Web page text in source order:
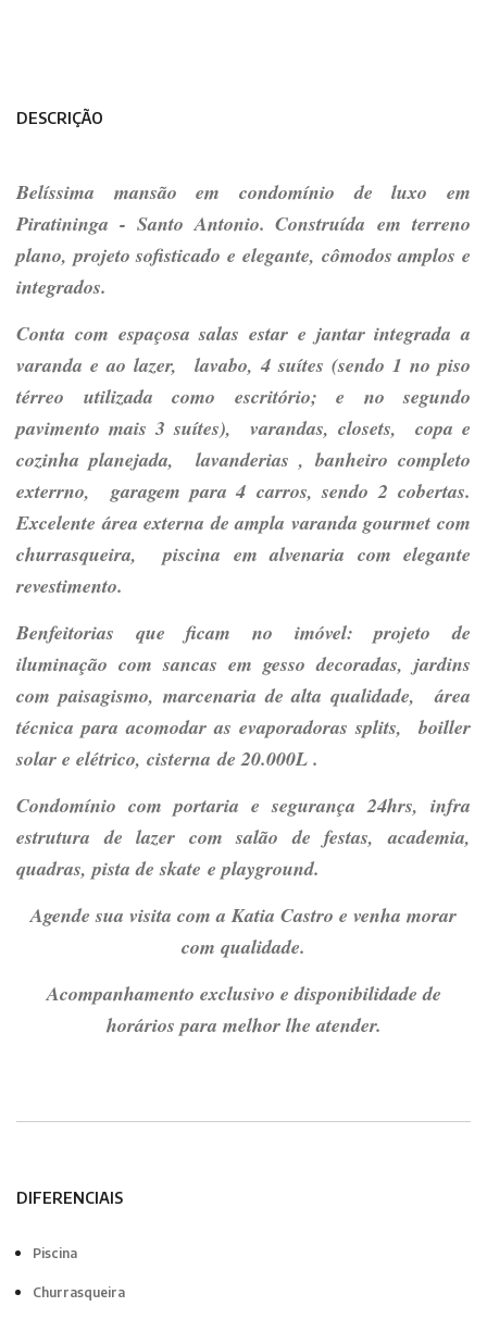
DESCRIÇÃO
Belíssima mansão em condomínio de luxo em
Piratininga - Santo Antonio. Construída em terreno
plano, projeto sofisticado e elegante, cômodos amplos e
integrados.
Conta com espaçosa salas estar e jantar integrada a
varanda e ao lazer, lavabo, 4 suítes (sendo 1 no piso
térreo utilizada como escritório; e no segundo
pavimento mais 3 suítes), varandas, closets, copa e
cozinha planejada, lavanderias , banheiro completo
exterrno, garagem para 4 carros, sendo 2 cobertas.
Excelente área externa de ampla varanda gourmet com
churrasqueira, piscina em alvenaria com elegante
revestimento.
Benfeitorias que ficam no imóvel: projeto de
iluminação com sancas em gesso decoradas, jardins
com paisagismo, marcenaria de alta qualidade, área
técnica para acomodar as evaporadoras splits, boiller
solar e elétrico, cisterna de 20.000L .
Condomínio com portaria e segurança 24hrs, infra
estrutura de lazer com salão de festas, academia,
quadras, pista de skate e playground.
Agende sua visita com a Katia Castro e venha morar
com qualidade.
Acompanhamento exclusivo e disponibilidade de
horários para melhor lhe atender.
DIFERENCIAIS
Piscina
Churrasqueira